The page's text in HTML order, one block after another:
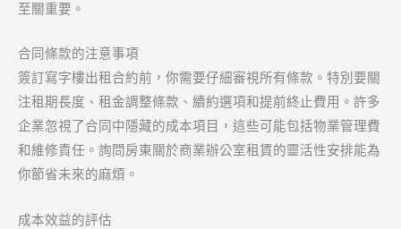
至關重要。
合同條款的注意事項
簽訂寫字樓出租合約前，你需要仔細審視所有條款。特別要關
注租期長度、租金調整條款、續約選項和提前終止費用。許多
企業忽視了合同中隱藏的成本項目，這些可能包括物業管理費
和維修責任。詢問房東關於商業辦公室租賃的靈活性安排能為
你節省未來的麻煩。
成本效益的評估